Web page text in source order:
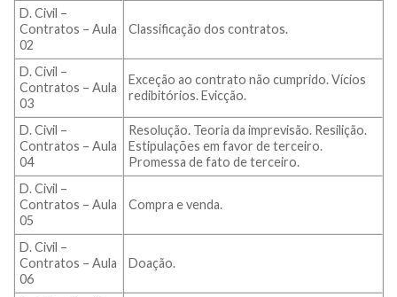
D. Civil –
Contratos – Aula
02
Classificação dos contratos.
D. Civil –
Contratos – Aula
03
Exceção ao contrato não cumprido. Vícios
redibitórios. Evicção.
D. Civil –
Contratos – Aula
04
Resolução. Teoria da imprevisão. Resilição.
Estipulações em favor de terceiro.
Promessa de fato de terceiro.
D. Civil –
Contratos – Aula
05
Compra e venda.
D. Civil –
Contratos – Aula
06
Doação.